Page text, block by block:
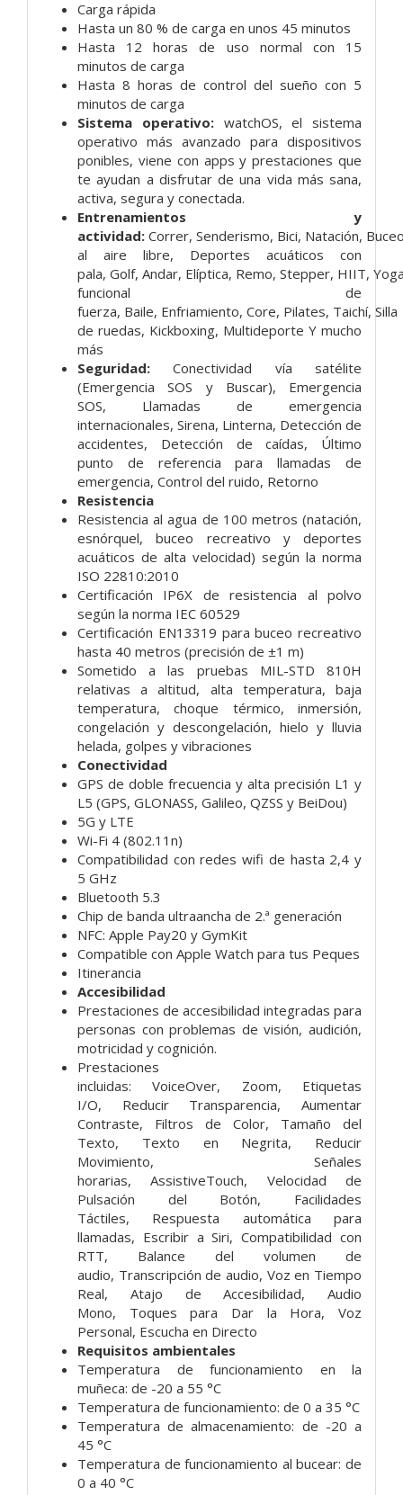
Carga rápida
Hasta un 80 % de carga en unos 45 minutos
Hasta 12 horas de uso normal con 15
minutos de carga
Hasta 8 horas de control del sueño con 5
minutos de carga
Sistema operativo: watchOS, el sistema
operativo más avanzado para dispositivos
ponibles, viene con apps y prestaciones que
te ayudan a disfrutar de una vida más sana,
activa, segura y conectada.
Entrenamientos y
actividad: Correr, Senderismo, Bici, Natación,
al aire libre, Deportes acuáticos con
pala, Golf, Andar, Elíptica, Remo, Stepper, HIIT,
funcional de
fuerza, Baile, Enfriamiento, Core, Pilates, Taichí, Silla
de ruedas, Kickboxing, Multideporte Y mucho
más
Seguridad:Conectividad vía satélite
(Emergencia SOS y Buscar), Emergencia
SOS, Llamadas de emergencia
internacionales, Sirena, Linterna, Detección de
accidentes, Detección de caídas, Último
punto de referencia para llamadas de
emergencia, Control del ruido, Retorno
Resistencia
Resistencia al agua de 100 metros (natación,
esnórquel, buceo recreativo y deportes
acuáticos de alta velocidad) según la norma
ISO 22810:2010
Certificación IP6X de resistencia al polvo
según la norma IEC 60529
Certificación EN13319 para buceo recreativo
hasta 40 metros (precisión de ±1 m)
Sometido a las pruebas MIL-STD 810H
relativas a altitud, alta temperatura, baja
temperatura, choque térmico, inmersión,
congelación y descongelación, hielo y lluvia
helada, golpes y vibraciones
Conectividad
GPS de doble frecuencia y alta precisión L1 y
L5 (GPS, GLONASS, Galileo, QZSS y BeiDou)
5G y LTE
Wi-Fi 4 (802.11n)
Compati­bilidad con redes wifi de hasta 2,4 y
5 GHz
Bluetooth 5.3
Chip de banda ultraancha de 2.ª generación
NFC: Apple Pay20 y GymKit
Compatible con Apple Watch para tus Peques
Itinerancia
Accesibilidad
Prestaciones de accesibilidad integradas para
personas con problemas de visión, audición,
motricidad y cognición.
Prestaciones
incluidas:VoiceOver, Zoom, Etiquetas
I/O, Reducir Transparencia,Aumentar
Contraste, Filtros de Color, Tamaño del
Texto, Texto en Negrita, Reducir
Movimiento, Señales
horarias,AssistiveTouch, Velocidad de
Pulsación del Botón, Facilidades
Táctiles, Respuesta automática para
llamadas, Escribir a Siri,Compati­bilidad con
RTT, Balance del volumen de
audio, Transcripción de audio, Voz en Tiempo
Real, Atajo de Accesibilidad, Audio
Mono, Toques para Dar la Hora,Voz
Personal, Escucha en Directo
Requisitos ambientales
Temperatura de funciona­miento en la
muñeca: de -20 a 55 °C
Temperatura de funciona­miento: de 0 a 35 °C
Temperatura de almacena­miento: de -20 a
45 °C
Temperatura de funciona­miento al bucear: de
0 a 40 °C